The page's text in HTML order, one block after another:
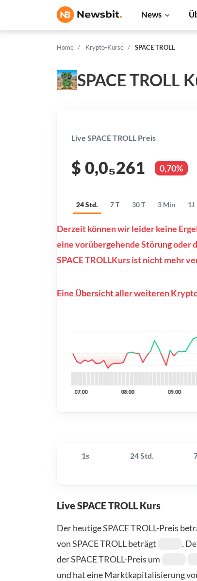
News
Home Krypto-Kurse SPACE TROLL
SPACE TROLL
Live SPACE TROLL Preis
$ 0,0₅261 0,70%
24 Std. 7 T 30 T 3 Min 1J
Derzeit können wir leider keine
eine vorübergehende Störung oder
SPACE TROLLKurs ist nicht mehr
Eine Übersicht aller weiteren
1s 24 Std.
Live SPACE TROLL Kurs
Der heutige SPACE TROLL-Preis
von SPACE TROLL beträgt
.
der SPACE TROLL-Preis um
und hat eine Marktkapitalisierung